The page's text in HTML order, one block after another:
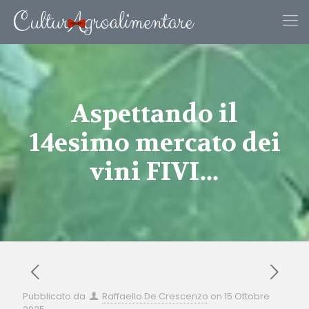
Aspettando il
14esimo mercato dei
vini FIVI…
Pubblicato da Raffaello De Crescenzo on 15 Ottobre